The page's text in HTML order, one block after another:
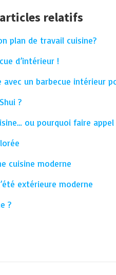
relatifs
plan de travail cuisine ?
d’intérieur !
un barbecue intérieur
?
ou pourquoi faire
cuisine moderne
extérieure moderne
?